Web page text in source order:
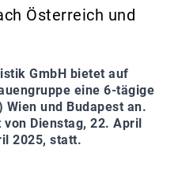
Österreich und
GmbH bietet auf
eine 6-tägige
und Budapest an.
Dienstag, 22. April
2025, statt.